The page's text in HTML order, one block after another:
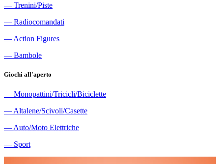
― Trenini/Piste
― Radiocomandati
― Action Figures
― Bambole
Giochi all'aperto
― Monopattini/Tricicli/Biciclette
― Altalene/Scivoli/Casette
― Auto/Moto Elettriche
― Sport